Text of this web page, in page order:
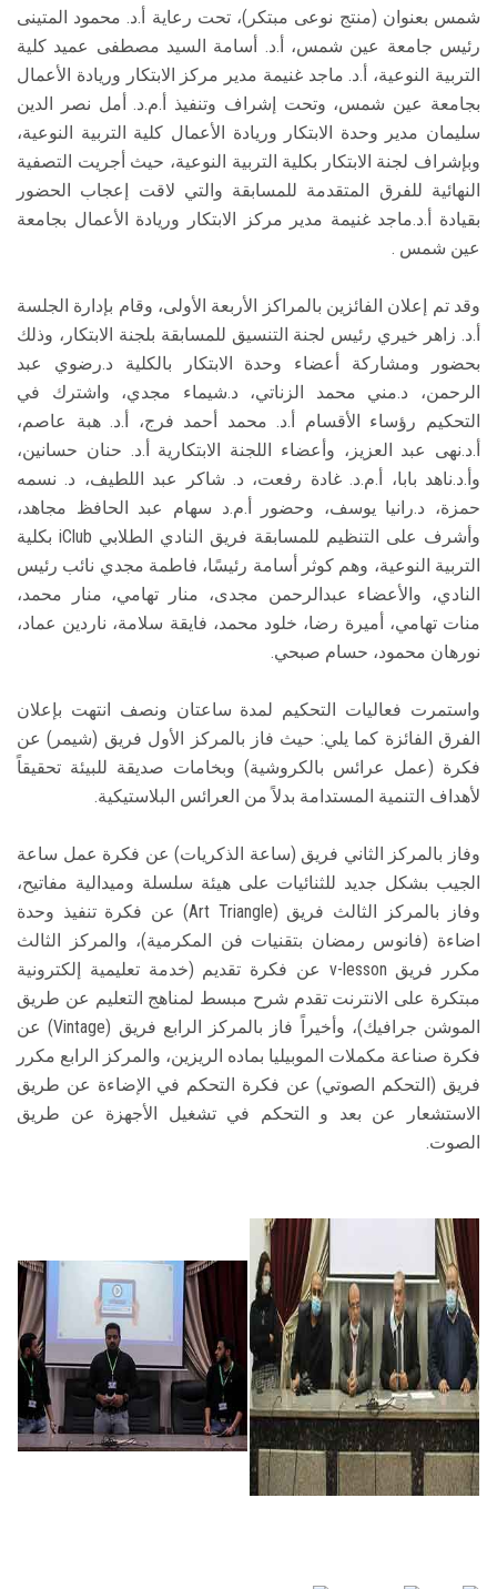
شمس بعنوان (منتج نوعى مبتكر)، تحت رعاية أ.د. محمود المتينى
رئيس جامعة عين شمس، أ.د. أسامة السيد مصطفى عميد كلية
التربية النوعية، أ.د. ماجد غنيمة مدير مركز الابتكار وريادة الأعمال
بجامعة عين شمس، وتحت إشراف وتنفيذ أ.م.د. أمل نصر الدين
سليمان مدير وحدة الابتكار وريادة الأعمال كلية التربية النوعية،
وبإشراف لجنة الابتكار بكلية التربية النوعية، حيث أجريت التصفية
النهائية للفرق المتقدمة للمسابقة والتي لاقت إعجاب الحضور
بقيادة أ.د.ماجد غنيمة مدير مركز الابتكار وريادة الأعمال بجامعة
عين شمس .
وقد تم إعلان الفائزين بالمراكز الأربعة الأولى، وقام بإدارة الجلسة
أ.د. زاهر خيري رئيس لجنة التنسيق للمسابقة بلجنة الابتكار، وذلك
بحضور ومشاركة أعضاء وحدة الابتكار بالكلية د.رضوي عبد
الرحمن، د.مني محمد الزناتي، د.شيماء مجدي، واشترك في
التحكيم رؤساء الأقسام أ.د. محمد أحمد فرج، أ.د. هبة عاصم،
أ.د.نهى عبد العزيز، وأعضاء اللجنة الابتكارية أ.د. حنان حسانين،
وأ.د.ناهد بابا، أ.م.د. غادة رفعت، د. شاكر عبد اللطيف، د. نسمه
حمزة، د.رانيا يوسف، وحضور أ.م.د سهام عبد الحافظ مجاهد،
وأشرف على التنظيم للمسابقة فريق النادي الطلابي iClub بكلية
التربية النوعية، وهم كوثر أسامة رئيسًا، فاطمة مجدي نائب رئيس
النادي، والأعضاء عبدالرحمن مجدى، منار تهامي، منار محمد،
منات تهامي، أميرة رضا، خلود محمد، فايقة سلامة، ناردين عماد،
نورهان محمود، حسام صبحي.
واستمرت فعاليات التحكيم لمدة ساعتان ونصف انتهت بإعلان
الفرق الفائزة كما يلي: حيث فاز بالمركز الأول فريق (شيمر) عن
فكرة (عمل عرائس بالكروشية) وبخامات صديقة للبيئة تحقيقاً
لأهداف التنمية المستدامة بدلاً من العرائس البلاستيكية.
وفاز بالمركز الثاني فريق (ساعة الذكريات) عن فكرة عمل ساعة
الجيب بشكل جديد للثنائيات على هيئة سلسلة وميدالية مفاتيح،
وفاز بالمركز الثالث فريق (Art Triangle) عن فكرة تنفيذ وحدة
اضاءة (فانوس رمضان بتقنيات فن المكرمية)، والمركز الثالث
مكرر فريق v-lesson عن فكرة تقديم (خدمة تعليمية إلكترونية
مبتكرة على الانترنت تقدم شرح مبسط لمناهج التعليم عن طريق
الموشن جرافيك)، وأخيراً فاز بالمركز الرابع فريق (Vintage) عن
فكرة صناعة مكملات الموبيليا بماده الريزين، والمركز الرابع مكرر
فريق (التحكم الصوتي) عن فكرة التحكم في الإضاءة عن طريق
الاستشعار عن بعد و التحكم في تشغيل الأجهزة عن طريق
الصوت.